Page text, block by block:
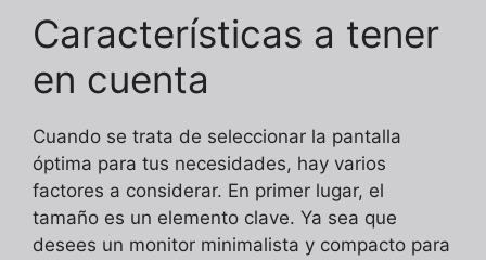
Características a tener
en cuenta
Cuando se trata de seleccionar la pantalla
óptima para tus necesidades, hay varios
factores a considerar. En primer lugar, el
tamaño es un elemento clave. Ya sea que
desees un monitor minimalista y compacto para